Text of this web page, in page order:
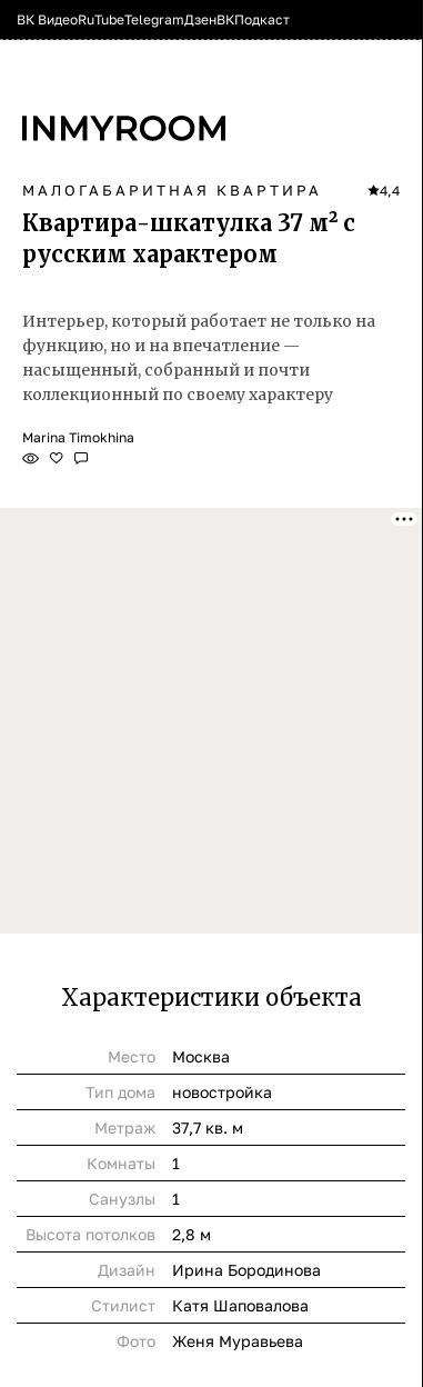
ВК ВидеоRuTubeTelegramДзенВКПодкаст
МАЛОГАБАРИТНАЯ КВАРТИРА 4,4
Квартира-шкатулка 37 м² с
русским характером
Интерьер, который работает не только на
функцию, но и на впечатление —
насыщенный, собранный и почти
коллекционный по своему характеру
Marina Timokhina
Характеристики объекта
Место
Москва
Тип дома
новостройка
Метраж
37,7 кв. м
Комнаты
1
Cанузлы
1
Высота потолков
2,8 м
Дизайн
Ирина Бородинова
Стилист
Катя Шаповалова
Фото
Женя Муравьева